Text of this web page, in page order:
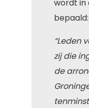
wordt in
bepaald:
“Leden
zij die
de